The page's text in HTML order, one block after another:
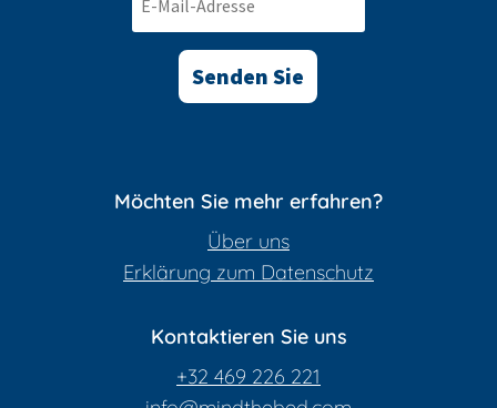
Senden Sie
Möchten Sie mehr erfahren?
Über uns
Erklärung zum Datenschutz
Kontaktieren Sie uns
+32 469 226 221